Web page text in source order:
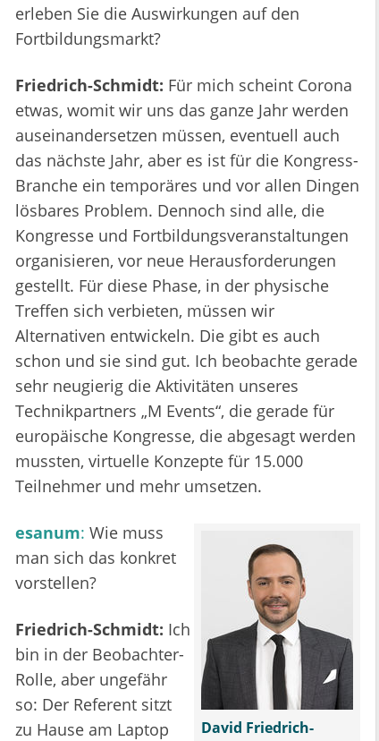
erleben Sie die Auswirkungen auf den
Fortbildungsmarkt?
Friedrich-Schmidt: Für mich scheint Corona
etwas, womit wir uns das ganze Jahr werden
auseinandersetzen müssen, eventuell auch
das nächste Jahr, aber es ist für die Kongress-
Branche ein temporäres und vor allen Dingen
lösbares Problem. Dennoch sind alle, die
Kongresse und Fortbildungsveranstaltungen
organisieren, vor neue Herausforderungen
gestellt. Für diese Phase, in der physische
Treffen sich verbieten, müssen wir
Alternativen entwickeln. Die gibt es auch
schon und sie sind gut. Ich beobachte gerade
sehr neugierig die Aktivitäten unseres
Technikpartners „M Events“, die gerade für
europäische Kongresse, die abgesagt werden
mussten, virtuelle Konzepte für 15.000
Teilnehmer und mehr umsetzen.
David Friedrich-
esanum: Wie muss
man sich das konkret
vorstellen?
Friedrich-Schmidt: Ich
bin in der Beobachter-
Rolle, aber ungefähr
so: Der Referent sitzt
zu Hause am Laptop